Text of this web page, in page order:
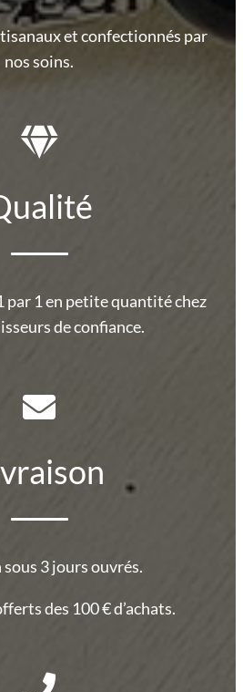
et confectionnés par
nos soins.
par 1 en petite quantité chez
de confiance.
3 jours ouvrés.
des 100 € d’achats.